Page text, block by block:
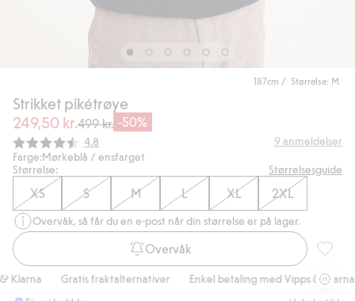
187cm / Størrelse: M
Strikket pikétrøye
249,50 kr.499 kr. -50%
Gjennomsnittskarakter:
4.8 9 anmeldelser
Farge:Mørkeblå / ensfarget
Størrelse:
Størrelsesguide
XS S M L XL 2XL
Overvåk, så får du en e-post når din størrelse er på lager.
Overvåk
Gratis fraktalternativer
Enkel betaling med Vipps & Klarna